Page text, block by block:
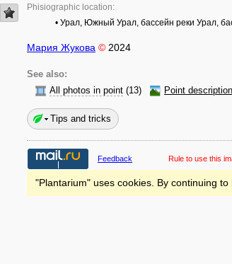
Phisiographic location:
• Урал, Южный Урал, бассейн реки Урал,
Мария Жукова © 2024
See also:
All photos in point (13) Point description
Tips and tricks
Feedback Rule to use this
"Plantarium" uses cookies. By continuing